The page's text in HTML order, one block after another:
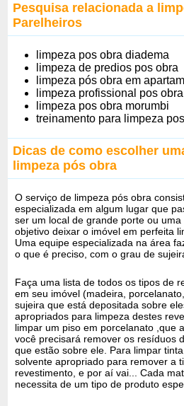
Pesquisa relacionada a
Parelheiros
limpeza pos obra diadema
limpeza de predios pos obra
limpeza pós obra em
limpeza profissional pos obra
limpeza pos obra morumbi
treinamento para limpeza
Dicas de como escolher
limpeza pós obra
O serviço de limpeza pós obra
especializada em algum lugar que
ser um local de grande porte ou
objetivo deixar o imóvel em perfeita
Uma equipe especializada na área
o que é preciso, com o grau de
Faça uma lista de todos os tipos de
em seu imóvel (madeira,
sujeira que está depositada sobre
apropriados para limpeza destes
limpar um piso em porcelanato ,que
você precisará remover os resíduos
que estão sobre ele. Para limpar
solvente apropriado para remover a
revestimento, e por aí vai... Cada
necessita de um tipo de produto